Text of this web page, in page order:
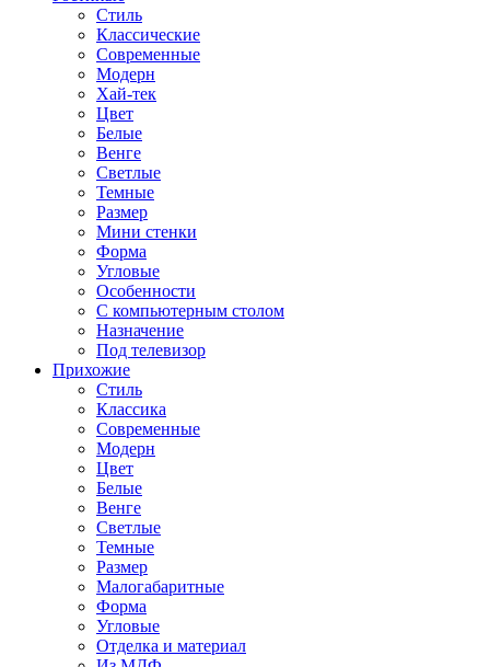
Стиль
Классические
Современные
Модерн
Хай-тек
Цвет
Белые
Венге
Светлые
Темные
Размер
Мини стенки
Форма
Угловые
Особенности
С компьютерным столом
Назначение
Под телевизор
Прихожие
Стиль
Классика
Современные
Модерн
Цвет
Белые
Венге
Светлые
Темные
Размер
Малогабаритные
Форма
Угловые
Отделка и материал